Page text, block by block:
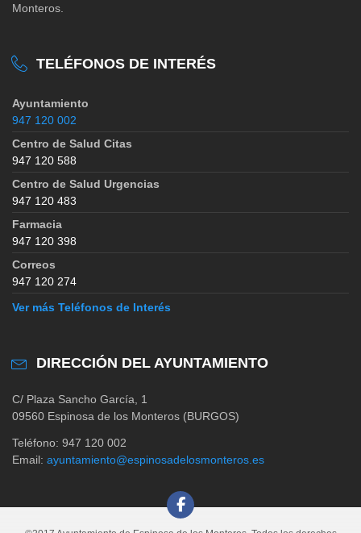
Monteros.
TELÉFONOS DE INTERÉS
Ayuntamiento
947 120 002
Centro de Salud Citas
947 120 588
Centro de Salud Urgencias
947 120 483
Farmacia
947 120 398
Correos
947 120 274
Ver más Teléfonos de Interés
DIRECCIÓN DEL AYUNTAMIENTO
C/ Plaza Sancho García, 1
09560 Espinosa de los Monteros (BURGOS)
Teléfono: 947 120 002
Email: ayuntamiento@espinosadelosmonteros.es